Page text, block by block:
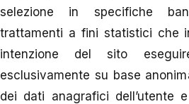
selezione in specifiche
trattamenti a fini statistici che
intenzione del sito
esclusivamente su base
dei dati anagrafici dell’utente